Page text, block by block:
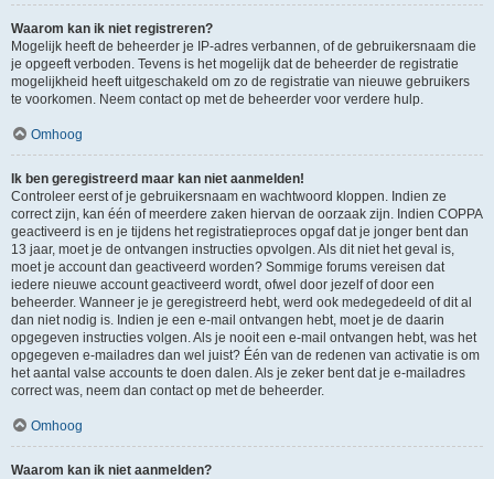
Waarom kan ik niet registreren?
Mogelijk heeft de beheerder je IP-adres verbannen, of de gebruikersnaam die
je opgeeft verboden. Tevens is het mogelijk dat de beheerder de registratie
mogelijkheid heeft uitgeschakeld om zo de registratie van nieuwe gebruikers
te voorkomen. Neem contact op met de beheerder voor verdere hulp.
Omhoog
Ik ben geregistreerd maar kan niet aanmelden!
Controleer eerst of je gebruikersnaam en wachtwoord kloppen. Indien ze
correct zijn, kan één of meerdere zaken hiervan de oorzaak zijn. Indien COPPA
geactiveerd is en je tijdens het registratieproces opgaf dat je jonger bent dan
13 jaar, moet je de ontvangen instructies opvolgen. Als dit niet het geval is,
moet je account dan geactiveerd worden? Sommige forums vereisen dat
iedere nieuwe account geactiveerd wordt, ofwel door jezelf of door een
beheerder. Wanneer je je geregistreerd hebt, werd ook medegedeeld of dit al
dan niet nodig is. Indien je een e-mail ontvangen hebt, moet je de daarin
opgegeven instructies volgen. Als je nooit een e-mail ontvangen hebt, was het
opgegeven e-mailadres dan wel juist? Één van de redenen van activatie is om
het aantal valse accounts te doen dalen. Als je zeker bent dat je e-mailadres
correct was, neem dan contact op met de beheerder.
Omhoog
Waarom kan ik niet aanmelden?